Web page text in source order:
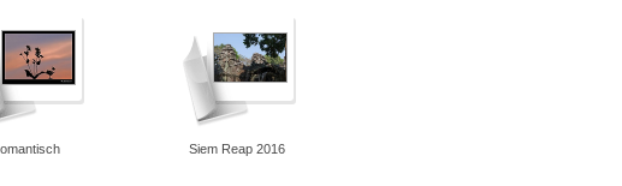
Siem Reap 2016